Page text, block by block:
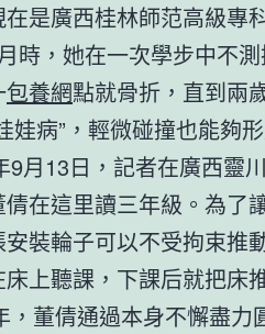
在是廣西桂林師范高級專
時，她在一次學步中不
包養網點就骨折，直到兩
娃病”，輕微碰撞也能夠
9月13日，記者在廣西靈
倩在這里讀三年級。為了
安裝輪子可以不受拘束推
上聽課，下課后就把床
，董倩通過本身不懈盡